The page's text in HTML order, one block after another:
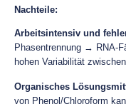
Nachteile:
Arbeitsintensiv und
Phasentrennung → RNA-
hohen Variabilität
Organisches
von Phenol/Chloroform